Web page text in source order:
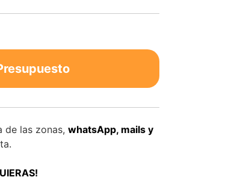
de las zonas, whatsApp, mails y